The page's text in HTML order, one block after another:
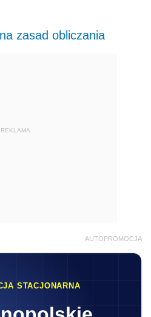
zasad obliczania
REKLAMA
AUTOPROMOCJA
STACJONARNA